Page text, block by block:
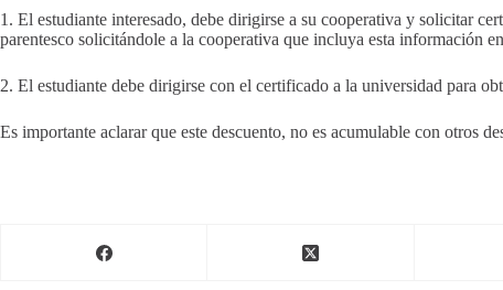
1. El estudiante interesado, debe dirigirse a su cooperativa y solicitar
parentesco solicitándole a la cooperativa que incluya esta información
2. El estudiante debe dirigirse con el certificado a la universidad para
Es importante aclarar que este descuento, no es acumulable con otros